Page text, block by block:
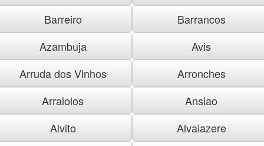
Barreiro
Barrancos
Azambuja
Avis
Arruda dos Vinhos
Arronches
Arraiolos
Ansiao
Alvito
Alvaiazere